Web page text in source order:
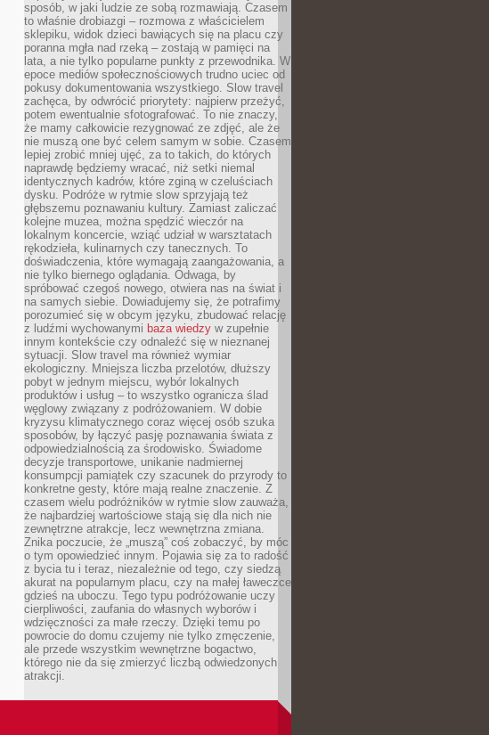
sposób, w jaki ludzie ze sobą rozmawiają. Czasem
to właśnie drobiazgi – rozmowa z właścicielem
sklepiku, widok dzieci bawiących się na placu czy
poranna mgła nad rzeką – zostają w pamięci na
lata, a nie tylko popularne punkty z przewodnika. W
epoce mediów społecznościowych trudno uciec od
pokusy dokumentowania wszystkiego. Slow travel
zachęca, by odwrócić priorytety: najpierw przeżyć,
potem ewentualnie sfotografować. To nie znaczy,
że mamy całkowicie rezygnować ze zdjęć, ale że
nie muszą one być celem samym w sobie. Czasem
lepiej zrobić mniej ujęć, za to takich, do których
naprawdę będziemy wracać, niż setki niemal
identycznych kadrów, które zginą w czeluściach
dysku. Podróże w rytmie slow sprzyjają też
głębszemu poznawaniu kultury. Zamiast zaliczać
kolejne muzea, można spędzić wieczór na
lokalnym koncercie, wziąć udział w warsztatach
rękodzieła, kulinarnych czy tanecznych. To
doświadczenia, które wymagają zaangażowania, a
nie tylko biernego oglądania. Odwaga, by
spróbować czegoś nowego, otwiera nas na świat i
na samych siebie. Dowiadujemy się, że potrafimy
porozumieć się w obcym języku, zbudować relację
z ludźmi wychowanymi baza wiedzy w zupełnie
innym kontekście czy odnaleźć się w nieznanej
sytuacji. Slow travel ma również wymiar
ekologiczny. Mniejsza liczba przelotów, dłuższy
pobyt w jednym miejscu, wybór lokalnych
produktów i usług – to wszystko ogranicza ślad
węglowy związany z podróżowaniem. W dobie
kryzysu klimatycznego coraz więcej osób szuka
sposobów, by łączyć pasję poznawania świata z
odpowiedzialnością za środowisko. Świadome
decyzje transportowe, unikanie nadmiernej
konsumpcji pamiątek czy szacunek do przyrody to
konkretne gesty, które mają realne znaczenie. Z
czasem wielu podróżników w rytmie slow zauważa,
że najbardziej wartościowe stają się dla nich nie
zewnętrzne atrakcje, lecz wewnętrzna zmiana.
Znika poczucie, że „muszą” coś zobaczyć, by móc
o tym opowiedzieć innym. Pojawia się za to radość
z bycia tu i teraz, niezależnie od tego, czy siedzą
akurat na popularnym placu, czy na małej ławeczce
gdzieś na uboczu. Tego typu podróżowanie uczy
cierpliwości, zaufania do własnych wyborów i
wdzięczności za małe rzeczy. Dzięki temu po
powrocie do domu czujemy nie tylko zmęczenie,
ale przede wszystkim wewnętrzne bogactwo,
którego nie da się zmierzyć liczbą odwiedzonych
atrakcji.